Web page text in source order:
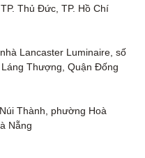
Thủ Đức, TP. Hồ Chí
Lancaster Luminaire, số
Thượng, Quận Đống
Thành, phường Hoà
Nẵng